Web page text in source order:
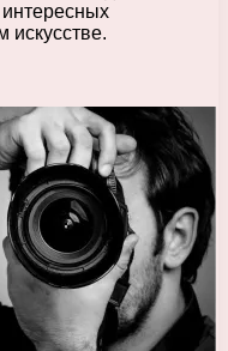
искусстве.